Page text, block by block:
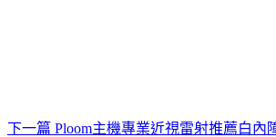
下一篇 Ploom主機專業近視雷射推薦白內